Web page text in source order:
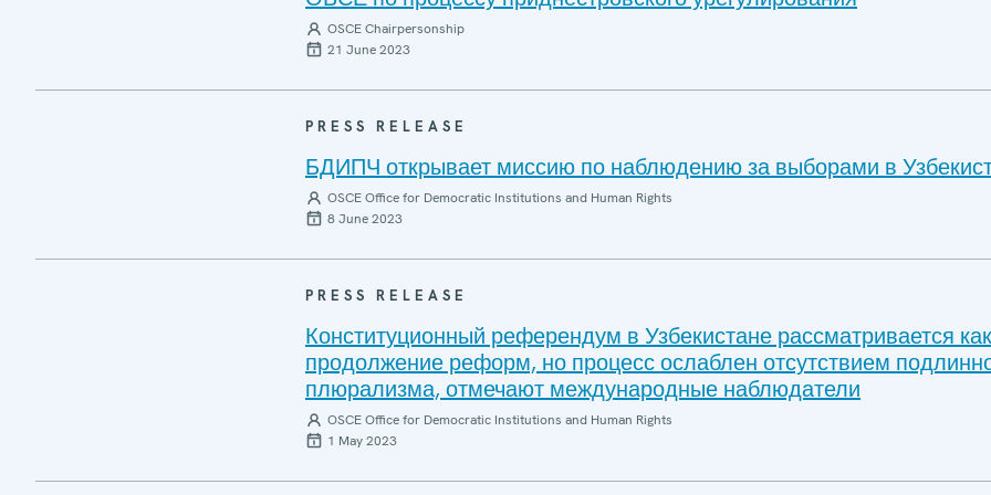
OSCE Chairpersonship
21 June 2023
PRESS RELEASE
БДИПЧ открывает миссию по наблюдению за выборами в
OSCE Office for Democratic Institutions and Human Rights
8 June 2023
PRESS RELEASE
Конституционный референдум в Узбекистане рассматривается как
продолжение реформ, но процесс ослаблен отсутствием
плюрализма, отмечают международные наблюдатели
OSCE Office for Democratic Institutions and Human Rights
1 May 2023